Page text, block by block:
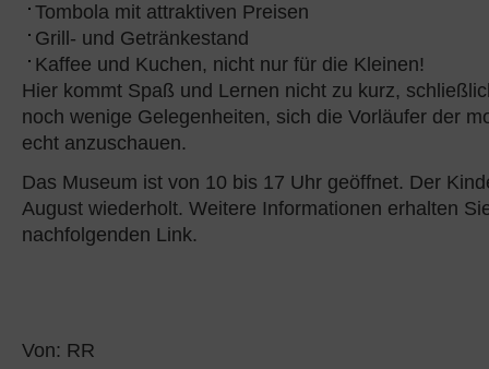
Tombola mit attraktiven Preisen
Grill- und Getränkestand
Kaffee und Kuchen, nicht nur für die Kleinen!
Hier kommt Spaß und Lernen nicht zu kurz,
noch wenige Gelegenheiten, sich die Vorläufer der
echt anzuschauen.
Das Museum ist von 10 bis 17 Uhr geöffnet. Der
August wiederholt. Weitere Informationen erhalten
nachfolgenden Link.
Von: RR